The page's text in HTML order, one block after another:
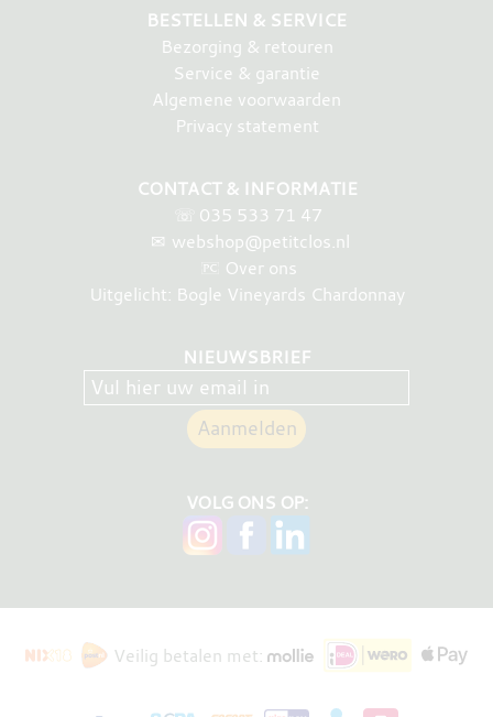
BESTELLEN & SERVICE
Bezorging & retouren
Service & garantie
Algemene voorwaarden
Privacy statement
CONTACT & INFORMATIE
☏ 035 533 71 47
✉ webshop@petitclos.nl
Over ons
Uitgelicht: Bogle Vineyards Chardonnay
NIEUWSBRIEF
VOLG ONS OP:
Veilig betalen met: